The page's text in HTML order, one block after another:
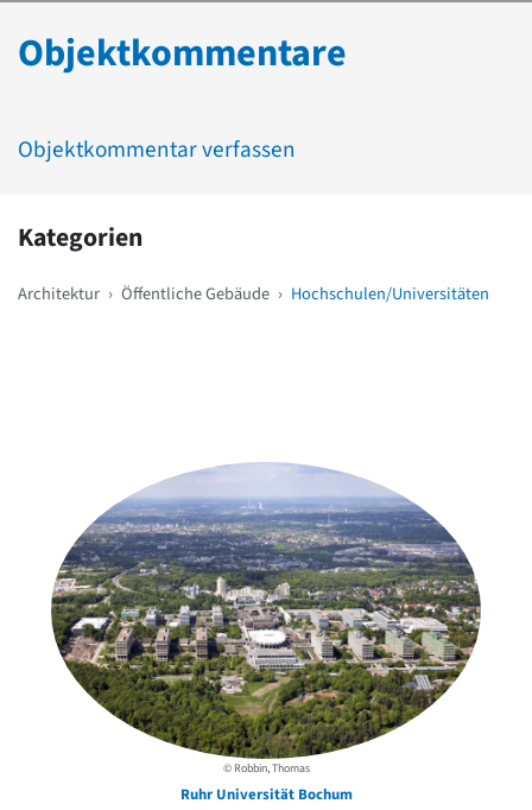
Objektkommentare
Objektkommentar verfassen
Kategorien
Architektur › Öffentliche Gebäude › Hochschulen/Universitäten
© Robbin, Thomas
Ruhr Universität Bochum